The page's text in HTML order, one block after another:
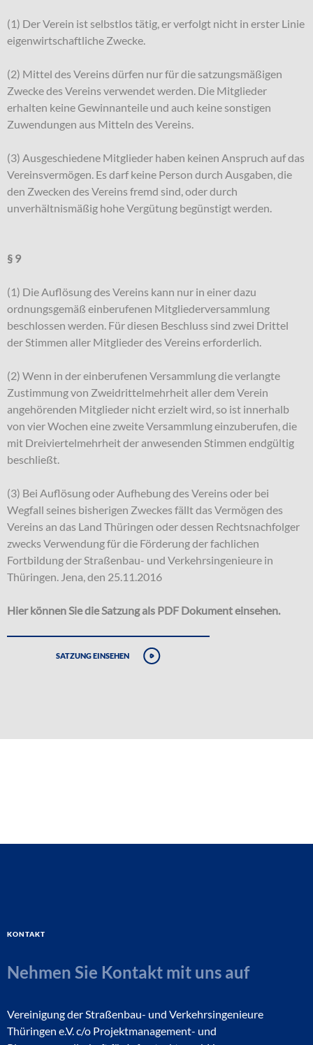
(1) Der Verein ist selbstlos tätig, er verfolgt nicht in erster Linie
eigenwirtschaftliche Zwecke.
(2) Mittel des Vereins dürfen nur für die satzungsmäßigen
Zwecke des Vereins verwendet werden. Die Mitglieder
erhalten keine Gewinnanteile und auch keine sonstigen
Zuwendungen aus Mitteln des Vereins.
(3) Ausgeschiedene Mitglieder haben keinen Anspruch auf das
Vereinsvermögen. Es darf keine Person durch Ausgaben, die
den Zwecken des Vereins fremd sind, oder durch
unverhältnismäßig hohe Vergütung begünstigt werden.
§ 9
(1) Die Auflösung des Vereins kann nur in einer dazu
ordnungsgemäß einberufenen Mitgliederversammlung
beschlossen werden. Für diesen Beschluss sind zwei Drittel
der Stimmen aller Mitglieder des Vereins erforderlich.
(2) Wenn in der einberufenen Versammlung die verlangte
Zustimmung von Zweidrittelmehrheit aller dem Verein
angehörenden Mitglieder nicht erzielt wird, so ist innerhalb
von vier Wochen eine zweite Versammlung einzuberufen, die
mit Dreiviertelmehrheit der anwesenden Stimmen endgültig
beschließt.
(3) Bei Auflösung oder Aufhebung des Vereins oder bei
Wegfall seines bisherigen Zweckes fällt das Vermögen des
Vereins an das Land Thüringen oder dessen Rechtsnachfolger
zwecks Verwendung für die Förderung der fachlichen
Fortbildung der Straßenbau- und Verkehrsingenieure in
Thüringen. Jena, den 25.11.2016
Hier können Sie die Satzung als PDF Dokument einsehen.
Satzung einsehen
Kontakt
Nehmen Sie Kontakt mit uns auf
Vereinigung der Straßenbau- und Verkehrsingenieure
Thüringen e.V. c/o Projektmanagement- und